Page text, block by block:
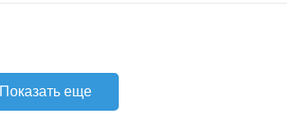
Показать еще